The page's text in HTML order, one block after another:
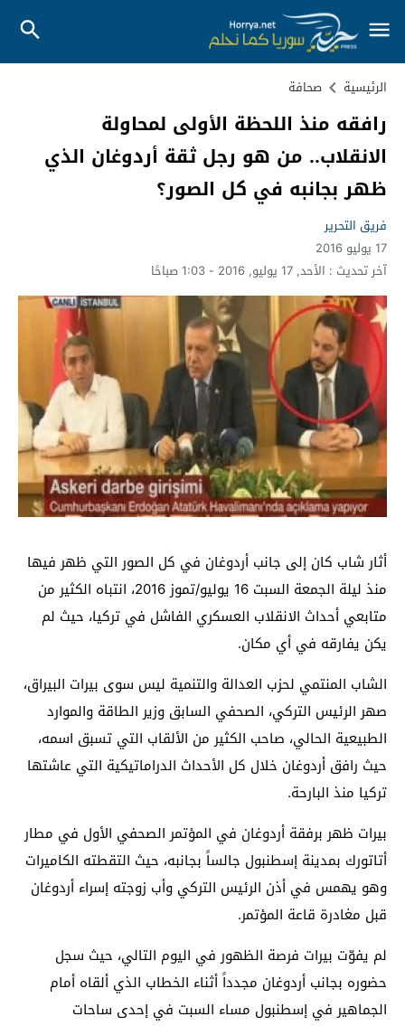
الرئيسية صحافة
رافقه منذ اللحظة الأولى لمحاولة
الانقلاب.. من هو رجل ثقة أردوغان الذي
ظهر بجانبه في كل الصور؟
فريق التحرير
17 يوليو 2016
آخر تحديث : الأحد, 17 يوليو, 2016 - 1:03 صباحًا
أثار شاب كان إلى جانب أردوغان في كل الصور التي ظهر فيها
منذ ليلة الجمعة السبت 16 يوليو/تموز 2016، انتباه الكثير من
متابعي أحداث الانقلاب العسكري الفاشل في تركيا، حيث لم
يكن يفارقه في أي مكان.
الشاب المنتمي لحزب العدالة والتنمية ليس سوى بيرات البيراق،
صهر الرئيس التركي، الصحفي السابق وزير الطاقة والموارد
الطبيعية الحالي، صاحب الكثير من الألقاب التي تسبق اسمه،
حيث رافق أردوغان خلال كل الأحداث الدراماتيكية التي عاشتها
تركيا منذ البارحة.
بيرات ظهر برفقة أردوغان في المؤتمر الصحفي الأول في مطار
أتاتورك بمدينة إسطنبول جالساً بجانبه، حيث التقطته الكاميرات
وهو يهمس في أذن الرئيس التركي وأب زوجته إسراء أردوغان
قبل مغادرة قاعة المؤتمر.
لم يفوّت بيرات فرصة الظهور في اليوم التالي، حيث سجل
حضوره بجانب أردوغان مجدداً أثناء الخطاب الذي ألقاه أمام
الجماهير في إسطنبول مساء السبت في إحدى ساحات